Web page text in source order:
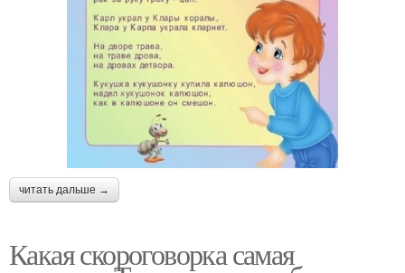
читать дальше →
Какая скороговорка самая